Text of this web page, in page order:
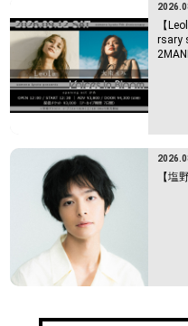
【
rsary
【塩